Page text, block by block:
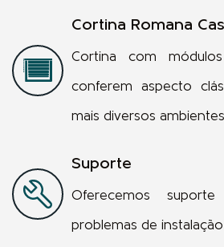
Cortina Romana
Cortina com
conferem aspecto
mais diversos
Suporte
Oferecemos
problemas de instalação